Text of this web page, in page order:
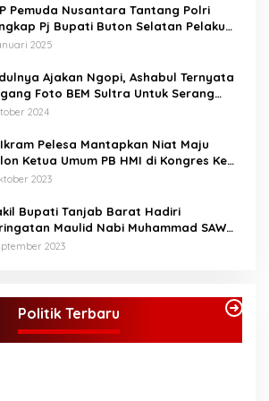
sehari
tema.
Tingkat
-nilai
Pemuda Nusantara Tantang Polri
Pj Bupati Buton Selatan Pelaku
Aktvis HMI
2025
Ajakan Ngopi, Ashabul Ternyata
Foto BEM Sultra Untuk Serang
2024
Ikram Pelesa Mantapkan Niat Maju
Ketua Umum PB HMI di Kongres Ke
Pontianak
2023
Bupati Tanjab Barat Hadiri
Maulid Nabi Muhammad SAW
H di Masjid Darul Falah Senyerang
2023
Politik Terbaru
Terpilih
7 Februari 2025